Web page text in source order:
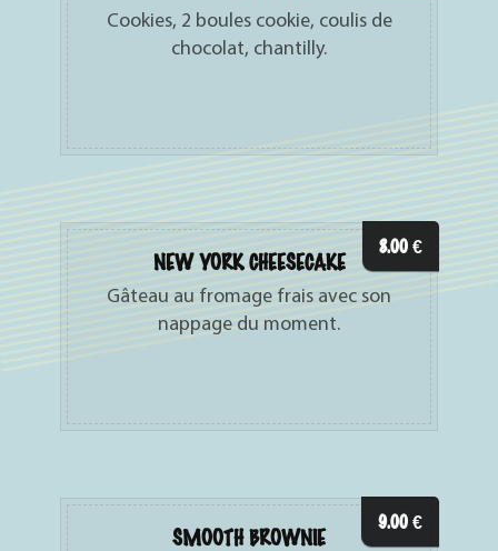
Cookies, 2 boules cookie, coulis de
chocolat, chantilly.
8.00€
NEW YORK CHEESECAKE
Gâteau au fromage frais avec son
nappage du moment.
9.00€
SMOOTH BROWNIE